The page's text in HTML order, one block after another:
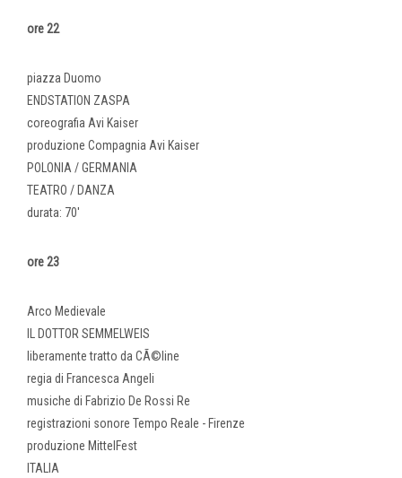
ore 22
piazza Duomo
ENDSTATION ZASPA
coreografia Avi Kaiser
produzione Compagnia Avi Kaiser
POLONIA / GERMANIA
TEATRO / DANZA
durata: 70'
ore 23
Arco Medievale
IL DOTTOR SEMMELWEIS
liberamente tratto da CÃ©line
regia di Francesca Angeli
musiche di Fabrizio De Rossi Re
registrazioni sonore Tempo Reale - Firenze
produzione MittelFest
ITALIA